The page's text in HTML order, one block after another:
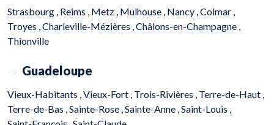
Strasbourg , Reims , Metz , Mulhouse , Nancy ,Colmar ,
Troyes ,Charleville-Mézières ,Châlons-en-Champagne ,
Thionville
Guadeloupe
Vieux-Habitants ,Vieux-Fort , Trois-Rivières , Terre-de-Haut ,
Terre-de-Bas ,Sainte-Rose ,Sainte-Anne ,Saint-Louis ,